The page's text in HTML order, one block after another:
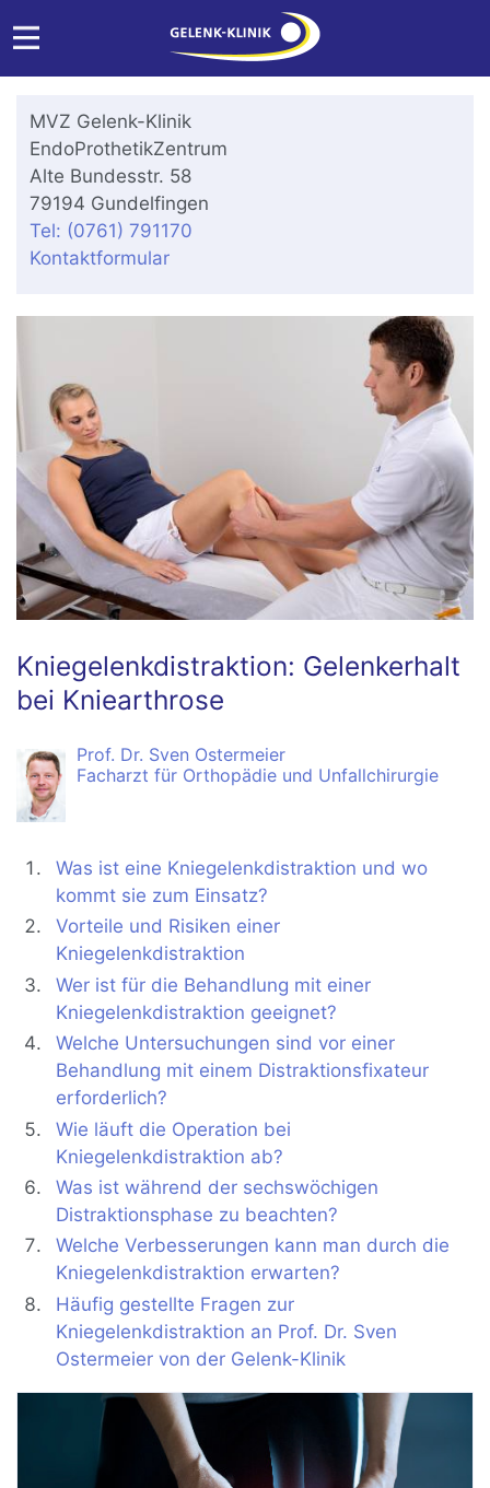
MVZ Gelenk-Klinik
EndoProthetikZentrum
Alte Bundesstr. 58
79194 Gundelfingen
Tel: (0761) 791170
Kontaktformular
Kniegelenkdistraktion: Gelenkerhalt
bei Kniearthrose
Prof. Dr. Sven Ostermeier
Facharzt für Orthopädie und Unfallchirurgie
Was ist eine Kniegelenkdistraktion und wo
kommt sie zum Einsatz?
Vorteile und Risiken einer
Kniegelenkdistraktion
Wer ist für die Behandlung mit einer
Kniegelenkdistraktion geeignet?
Welche Untersuchungen sind vor einer
Behandlung mit einem Distraktionsfixateur
erforderlich?
Wie läuft die Operation bei
Kniegelenkdistraktion ab?
Was ist während der sechswöchigen
Distraktionsphase zu beachten?
Welche Verbesserungen kann man durch die
Kniegelenkdistraktion erwarten?
Häufig gestellte Fragen zur
Kniegelenkdistraktion an Prof. Dr. Sven
Ostermeier von der Gelenk-Klinik